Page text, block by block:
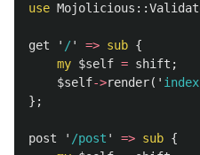
use
get ' /' => sub {
my $self = shift ;
$self->render(' index
};
post ' /post ' => sub {